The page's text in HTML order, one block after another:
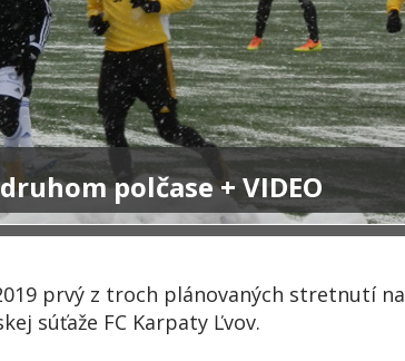
polčase + VIDEO
prvý z troch plánovaných stretnutí na
súťaže FC Karpaty Ľvov.